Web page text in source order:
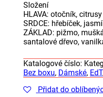
Složení
HLAVA: otočník, citrusy
SRDCE: hřebíček,
ZÁKLAD: pižmo,
santalové dřevo,
Katalogové číslo:
Bez boxu, Dámské, EdT
Přidat do